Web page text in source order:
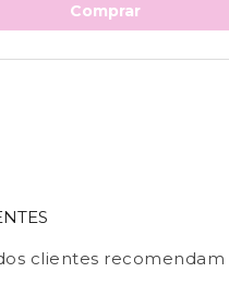
Comprar
clientes recomendam